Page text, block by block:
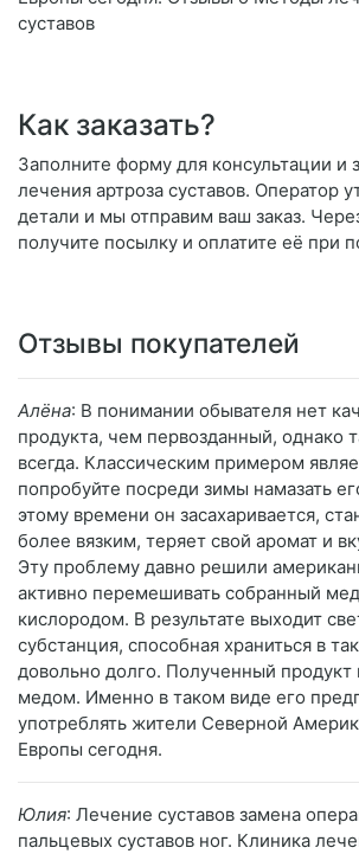
суставов
Как заказать?
Заполните форму для консультации и
лечения артроза суставов. Оператор
детали и мы отправим ваш заказ.
получите посылку и оплатите её при
Отзывы покупателей
Алёна: В понимании обывателя нет
продукта, чем первозданный, однако
всегда. Классическим примером
попробуйте посреди зимы намазать
этому времени он засахаривается,
более вязким, теряет свой аромат и
Эту проблему давно решили
активно перемешивать собранный
кислородом. В результате выходит
субстанция, способная храниться в
довольно долго. Полученный
медом. Именно в таком виде его
употреблять жители Северной
Европы сегодня.
Юлия: Лечение суставов замена
пальцевых суставов ног. Клиника